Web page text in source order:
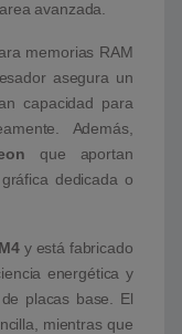
avanzada.
memorias RAM
asegura un
capacidad para
Además,
que aportan
dedicada o
y está fabricado
energética y
placas base. El
mientras que